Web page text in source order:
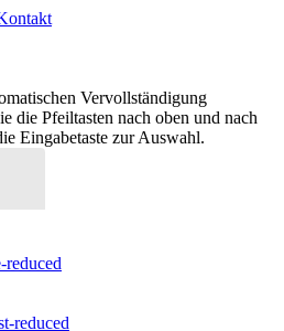
Vervollständigung
die Pfeiltasten nach oben und nach
Eingabetaste zur Auswahl.